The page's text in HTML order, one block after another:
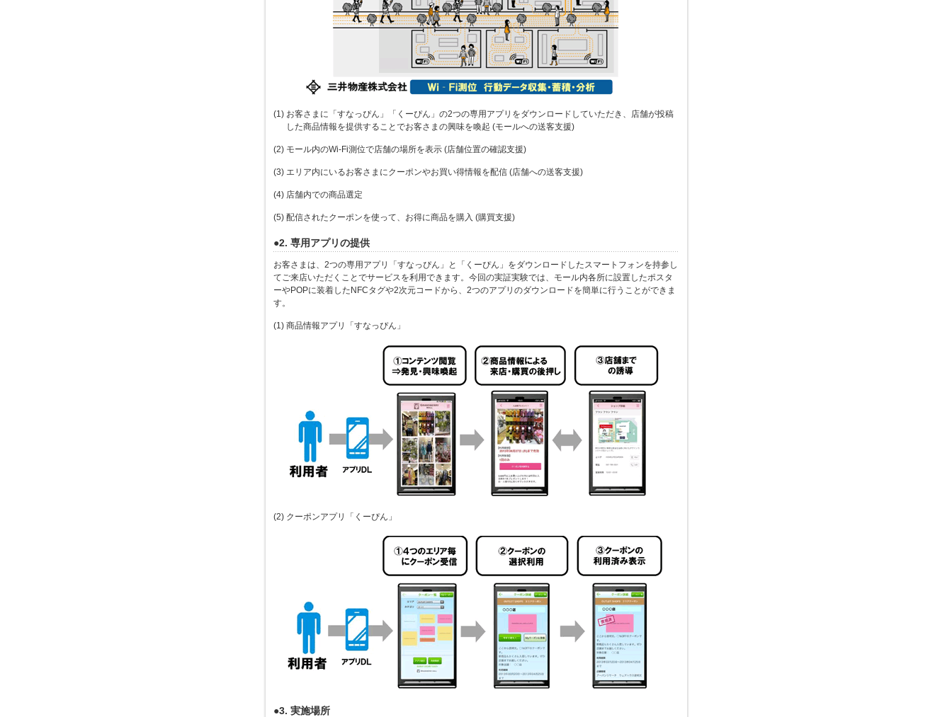
(1) お客さまに「すなっぴん」「くーぴん」の2つの専用アプリをダウンロードしていただき、店舗が投稿
した商品情報を提供することでお客さまの興味を喚起 (モールへの送客支援)
(2) モール内のWi-Fi測位で店舗の場所を表示 (店舗位置の確認支援)
(3) エリア内にいるお客さまにクーポンやお買い得情報を配信 (店舗への送客支援)
(4) 店舗内での商品選定
(5) 配信されたクーポンを使って、お得に商品を購入 (購買支援)
●2. 専用アプリの提供
お客さまは、2つの専用アプリ「すなっぴん」と「くーぴん」をダウンロードしたスマートフォンを持参し
てご来店いただくことでサービスを利用できます。今回の実証実験では、モール内各所に設置したポスタ
ーやPOPに装着したNFCタグや2次元コードから、2つのアプリのダウンロードを簡単に行うことができま
す。
(1) 商品情報アプリ「すなっぴん」
(2) クーポンアプリ「くーぴん」
●3. 実施場所